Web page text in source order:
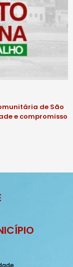
de São
e compromisso